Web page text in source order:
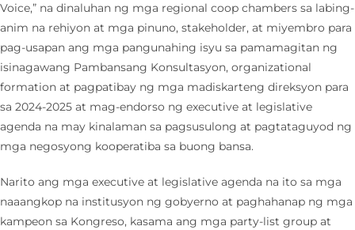
Voice,” na dinaluhan ng mga regional coop chambers sa labing-
anim na rehiyon at mga pinuno, stakeholder, at miyembro para
pag-usapan ang mga pangunahing isyu sa pamamagitan ng
isinagawang Pambansang Konsultasyon, organizational
formation at pagpatibay ng mga madiskarteng direksyon para
sa 2024-2025 at mag-endorso ng executive at legislative
agenda na may kinalaman sa pagsusulong at pagtataguyod ng
mga negosyong kooperatiba sa buong bansa.
Narito ang mga executive at legislative agenda na ito sa mga
naaangkop na institusyon ng gobyerno at paghahanap ng mga
kampeon sa Kongreso, kasama ang mga party-list group at